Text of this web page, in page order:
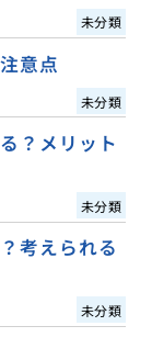
未分類
意点
未分類
？メリット
未分類
考えられる
未分類